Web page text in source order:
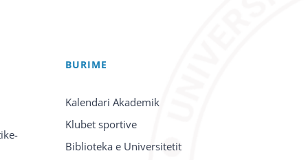
BURIME
Kalendari Akademik
Klubet sportive
Biblioteka e Universitetit